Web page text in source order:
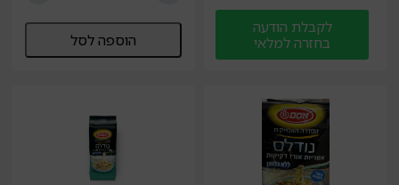
לקבלת הודעה
בחזרה למלאי
הוספה לסל